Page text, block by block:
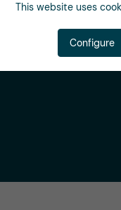
Secteurs d'activité
This website uses
Configure